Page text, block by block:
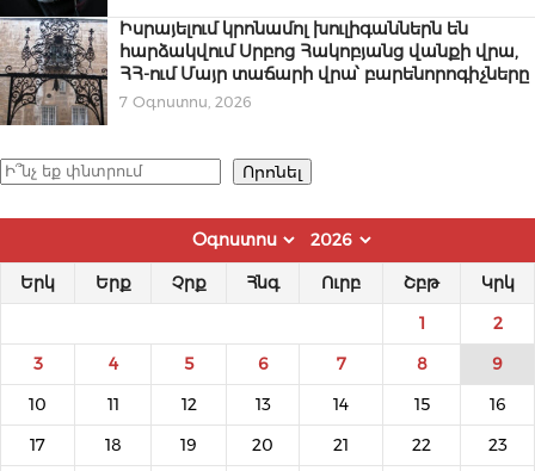
Իսրայելում կրոնամոլ խուլիգաններն են
հարձակվում Սրբոց Հակոբյանց վանքի վրա,
ՀՀ-ում Մայր տաճարի վրա՝ բարենորոգիչները
7 Օգոստոս, 2026
Որոնել Որոնել
Երկ Երք Չրք Հնգ Ուրբ Շբթ Կրկ
1 2
3 4 5 6 7 8 9
10 11 12 13 14 15 16
17 18 19 20 21 22 23